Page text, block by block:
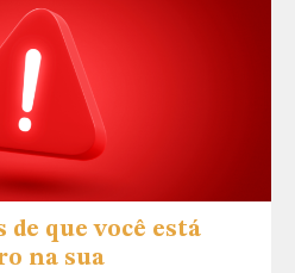
que você está
na sua